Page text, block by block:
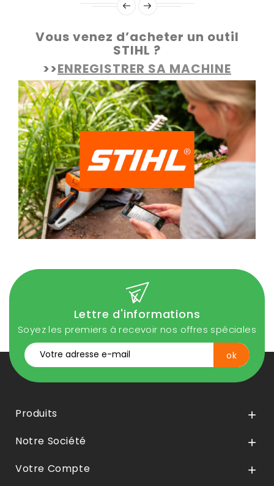
Vous venez d’acheter un outil
STIHL ?
>>ENREGISTRER SA MACHINE
Lettre d'informations
Soyez les premiers à recevoir nos offres spéciales
Produits 
Notre Société 
Votre Compte 